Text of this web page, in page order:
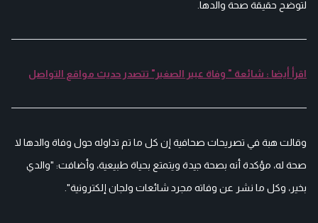
لتوضح حقيقة صحة والدها.
اقرأ أيضا : شائعة " وفاة عبير الصغير" تتصدر حديث مواقع التواصل
وقالت هبة في تصريحات صحافية إن كل ما تم تداوله حول وفاة والدها لا
صحة له، مؤكدة أنه بصحة جيدة ويتمتع بحياة طبيعية، وأضافت: "والدي
بخير، وكل ما نشر عن وفاته مجرد شائعات ولجان إلكترونية".